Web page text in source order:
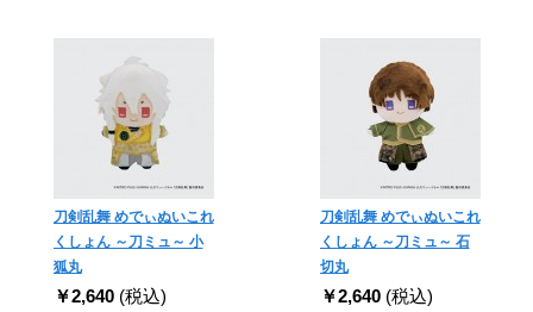
刀剣乱舞 めでぃぬいこれ
くしょん ～刀ミュ～ 小
狐丸
￥2,640 (税込)
刀剣乱舞 めでぃぬいこれ
くしょん ～刀ミュ～ 石
切丸
￥2,640 (税込)